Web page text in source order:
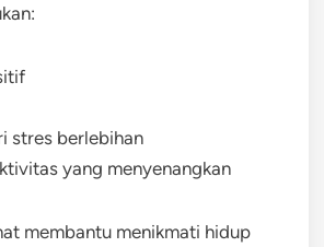
stres berlebihan
yang menyenangkan
membantu menikmati hidup